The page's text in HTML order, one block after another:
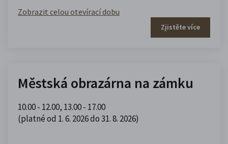
Zobrazit celou otevírací dobu
Zjistěte více
Městská obrazárna na zámku
10.00 - 12.00, 13.00 - 17.00
(platné od 1. 6. 2026 do 31. 8. 2026)